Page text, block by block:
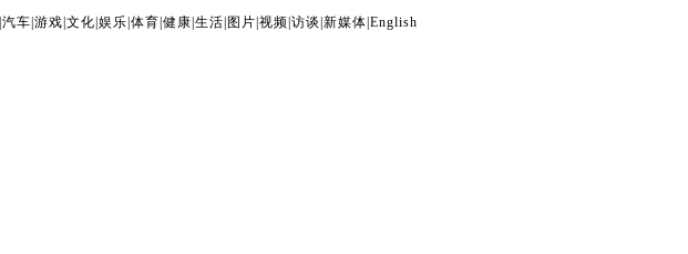
汽车 游戏 文化 娱乐 体育 健康 生活 图片 视频 访谈 新媒体 English